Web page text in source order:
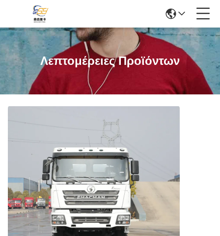
Λεπτομέρειες Προϊόντων